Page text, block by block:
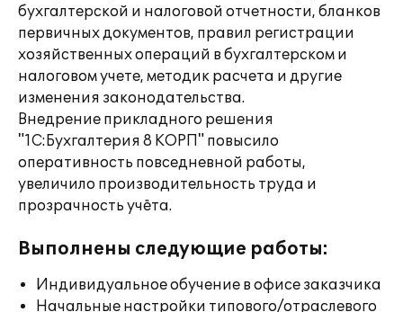
бухгалтерской и налоговой отчетности, бланков
первичных документов, правил регистрации
хозяйственных операций в бухгалтерском и
налоговом учете, методик расчета и другие
изменения законодательства.
Внедрение прикладного решения
"1С:Бухгалтерия 8 КОРП" повысило
оперативность повседневной работы,
увеличило производительность труда и
прозрачность учёта.
Выполнены следующие работы:
Индивидуальное обучение в офисе заказчика
Начальные настройки типового/отраслевого